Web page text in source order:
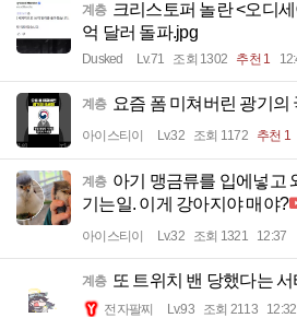
계층 크리스토퍼 놀란 <오디
억 달러 돌파.jpg
Dusked Lv.71 조회 1302 추천 1
계층 요즘 폼 미쳐버린 광기의
아이스티이 Lv.32 조회 1172 추천 1
계층 아기 맹금류를 입에넣고
기는일. 이게 강아지야 매야?
아이스티이 Lv.32 조회 1321 12:37
계층 또 트위치 밴 당했다는
전자팔찌 Lv.93 조회 2113 12:32